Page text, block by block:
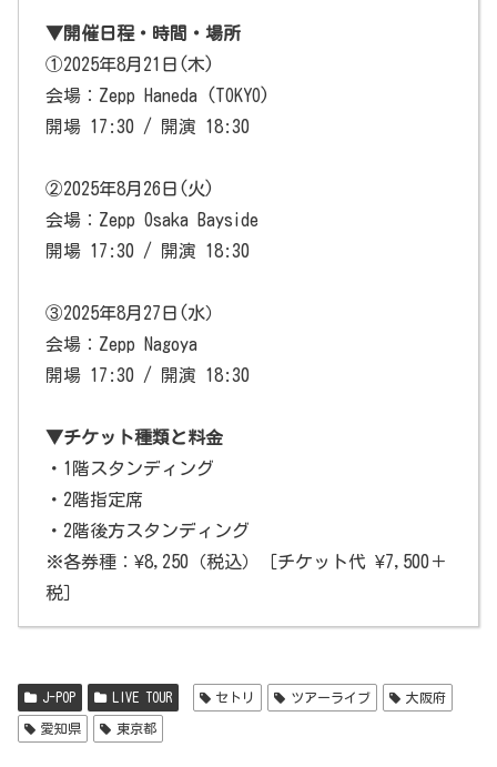
▼開催日程・時間・場所
①2025年8月21日(木)
会場：Zepp Haneda (TOKYO)
開場 17:30 / 開演 18:30
②2025年8月26日(火)
会場：Zepp Osaka Bayside
開場 17:30 / 開演 18:30
③2025年8月27日(水）
会場：Zepp Nagoya
開場 17:30 / 開演 18:30
▼チケット種類と料金
・1階スタンディング
・2階指定席
・2階後方スタンディング
※各券種：¥8,250（税込）［チケット代 ¥7,500＋
税］
J-POP LIVE TOUR セトリ ツアーライブ 大阪府
愛知県 東京都